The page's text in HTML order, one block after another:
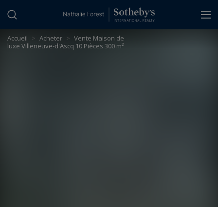
Accueil > Acheter > Vente Maison de
luxe Villeneuve-d'Ascq 10 Pièces 300 m²